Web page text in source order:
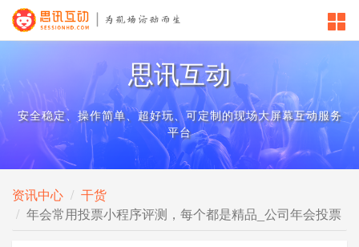
思讯互动
安全稳定、操作简单、超好玩、可定制的现场大屏幕互动服务
平台
资讯中心
干货
年会常用投票小程序评测，每个都是精品_公司年会投票